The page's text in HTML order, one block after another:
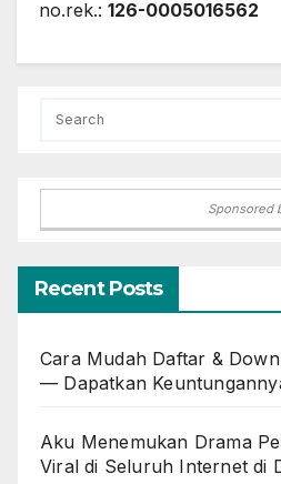
no.rek.: 126-0005016562
Sponsored
Recent Posts
Cara Mudah Daftar &
— Dapatkan
Aku Menemukan Drama
Viral di Seluruh Internet di